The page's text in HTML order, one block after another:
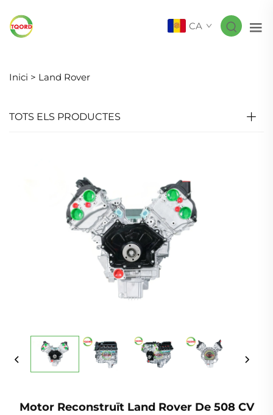
CA
Inici > Land Rover
TOTS ELS PRODUCTES
Motor Reconstruït Land Rover De 508 CV